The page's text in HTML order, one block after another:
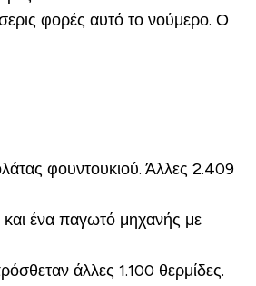
φορές αυτό το νούμερο. Ο
φουντουκιού. Άλλες 2.409
ένα παγωτό μηχανής με
άλλες 1.100 θερμίδες.